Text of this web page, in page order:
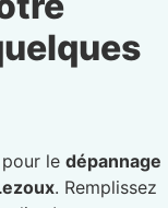
pour le dépannage
. Remplissez